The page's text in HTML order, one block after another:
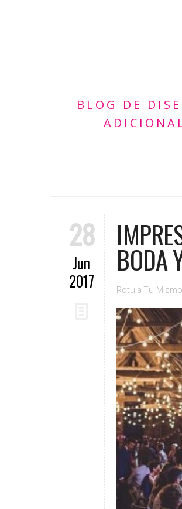
BLOG DE
28
Jun
2017
BODA
Rotula Tu Mismo